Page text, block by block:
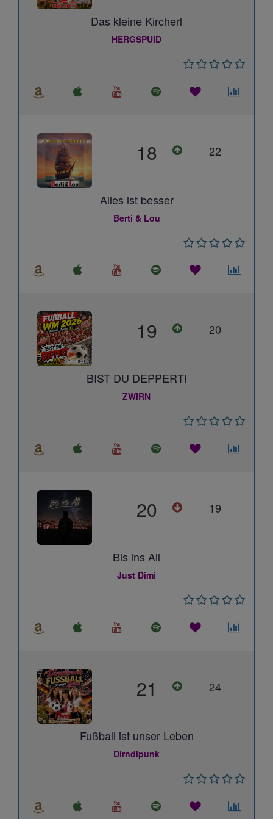
Das kleine Kircherl
HERGSPUID
18 22
Alles ist besser
Berti & Lou
19 20
BIST DU DEPPERT!
ZWIRN
20 19
Bis ins All
Just Dimi
21 24
Fußball ist unser Leben
Dirndlpunk